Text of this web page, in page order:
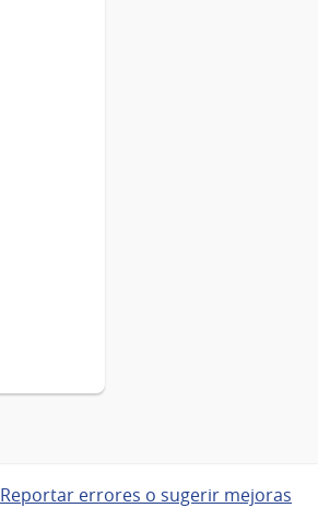
Reportar errores o sugerir mejoras